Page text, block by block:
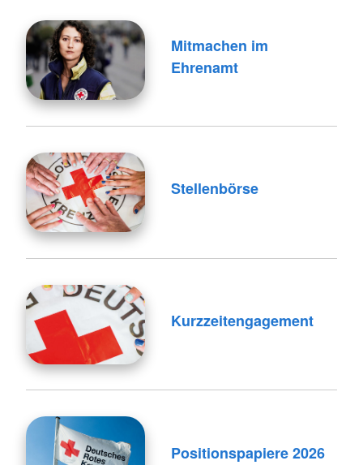
Mitmachen im
Ehrenamt
Stellenbörse
Kurzzeitengagement
Positionspapiere 2026